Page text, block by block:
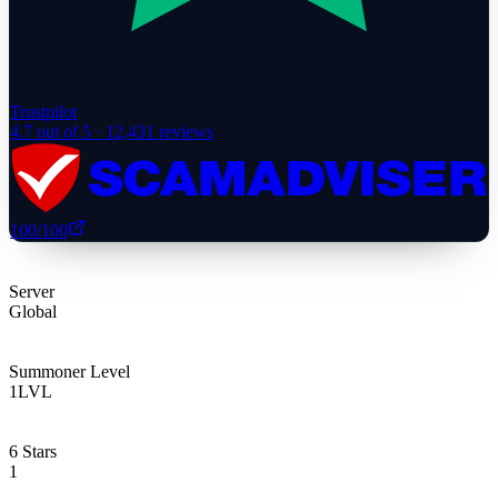
Trustpilot
4.7 out of 5 · 12,431 reviews
100/100
Server
Global
Summoner Level
1LVL
6 Stars
1